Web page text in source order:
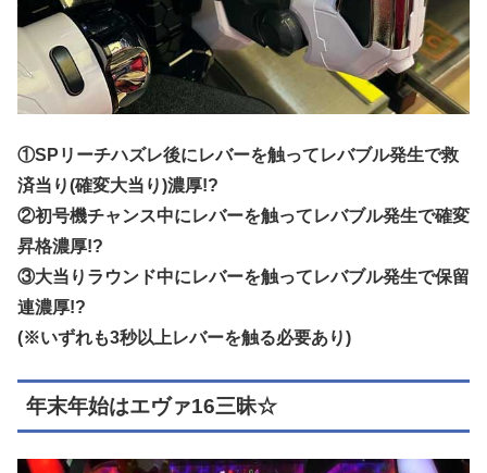
①SPリーチハズレ後にレバーを触ってレバブル発生で救
済当り(確変大当り)濃厚!?
②初号機チャンス中にレバーを触ってレバブル発生で確変
昇格濃厚!?
③大当りラウンド中にレバーを触ってレバブル発生で保留
連濃厚!?
(※いずれも3秒以上レバーを触る必要あり)
年末年始はエヴァ16三昧☆